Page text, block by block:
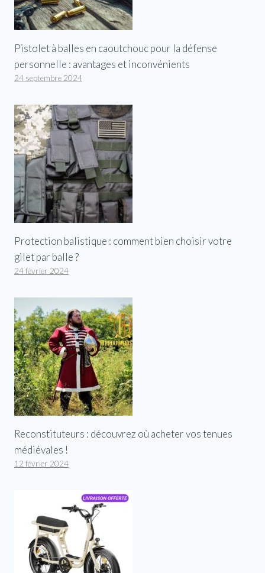
Pistolet à balles en caoutchouc pour la défense
personnelle : avantages et inconvénients
24 septembre 2024
Protection balistique : comment bien choisir votre
gilet par balle ?
24 février 2024
Reconstituteurs : découvrez où acheter vos tenues
médiévales !
12 février 2024